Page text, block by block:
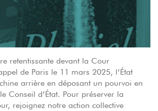
retentissante devant la Cour
de Paris le 11 mars 2025, l’État
arrière en déposant un pourvoi en
Conseil d’État. Pour préserver la
rejoignez notre action collective